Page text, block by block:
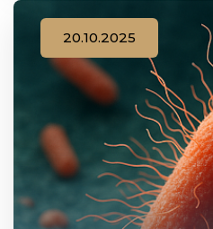
20.10.2025